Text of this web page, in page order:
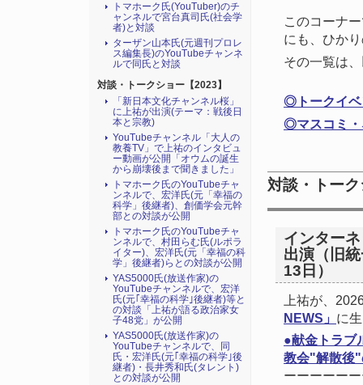
このコーナ
にも、ひか
その一覧は
◎トークイベ
◎マスコミ・
対談・トー
インター
出演（旧
13日）
上祐が、
NEWS」 に
●献金トラブ
教会"解散後
ーーーーー
トマホーク氏(YouTuber)のチ
ャンネルで宮台真司氏(社会学
者)と対談
ターザン山本氏(元週刊プロレ
ス編集長)のYouTubeチャンネ
ルで同氏と対談
対談・トークショー【2023】
「新日本文化チャンネル桜」
に上祐が出演(テーマ：戦後日
本と宗教)
YouTubeチャンネル「大人の
教養TV」で上祐のインタビュ
ー動画が公開「オウムの誕生
から崩壊後まで聞きました」
トマホーク氏のYouTubeチャ
ンネルで、宏洋氏(元「幸福の
科学」後継者)、創価学会元幹
部との対談が公開
トマホーク氏のYouTubeチャ
ンネルで、村田らむ氏(ルポラ
イター)、宏洋氏(元「幸福の科
学」後継者)らとの対談が公開
YAS5000氏(放送作家)の
YouTubeチャンネルで、宏洋
氏(元｢幸福の科学｣後継者)等と
の対談「上祐が語る政治家女
子48党」が公開
YAS5000氏(放送作家)の
YouTubeチャンネルで、同
氏・宏洋氏(元｢幸福の科学｣後
継者)・長井秀和氏(タレント)
との対談が公開